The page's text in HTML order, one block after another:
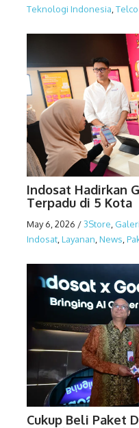
Teknologi Indonesia Telco
Indosat Hadirkan
Terpadu di 5 Kota
May 6, 2026 /3Store
Indosat Layanan News
Cukup Beli Paket